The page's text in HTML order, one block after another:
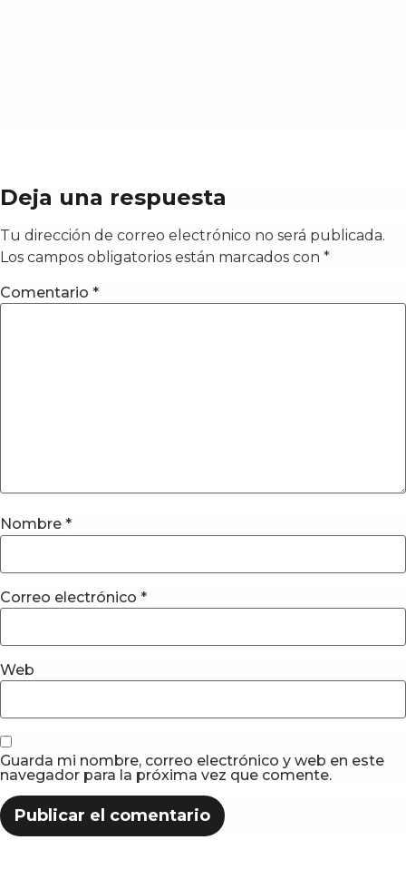
Deja una respuesta
Tu dirección de correo electrónico no será publicada.
Los campos obligatorios están marcados con *
Comentario *
Nombre *
Correo electrónico *
Web
Guarda mi nombre, correo electrónico y web en este
navegador para la próxima vez que comente.